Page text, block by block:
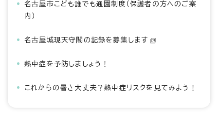
名古屋市こども誰でも通園制度（保護者の方へのご案
内）
名古屋城現天守閣の記録を募集します
熱中症を予防しましょう！
これからの暑さ大丈夫？熱中症リスクを見てみよう！